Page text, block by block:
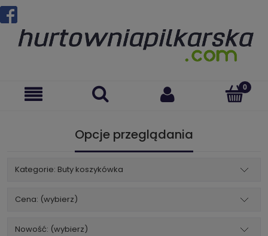
Opcje przeglądania
Kategorie: Buty koszykówka
Cena: (wybierz)
Nowość: (wybierz)